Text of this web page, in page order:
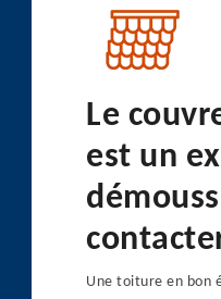
Le
est un
Une toiture en bon